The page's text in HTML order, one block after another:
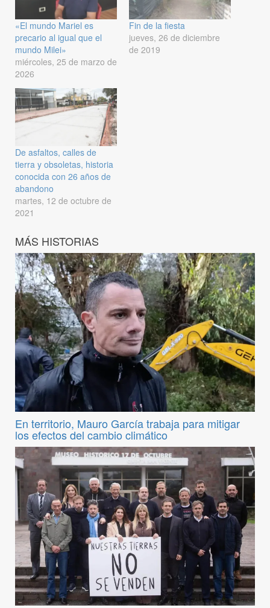
«El mundo Mariel es
precario al igual que el
mundo Milei»
miércoles, 25 de marzo de
2026
Fin de la fiesta
jueves, 26 de diciembre
de 2019
De asfaltos, calles de
tierra y obsoletas, historia
conocida con 26 años de
abandono
martes, 12 de octubre de
2021
MÁS HISTORIAS
En territorio, Mauro García trabaja para mitigar
los efectos del cambio climático